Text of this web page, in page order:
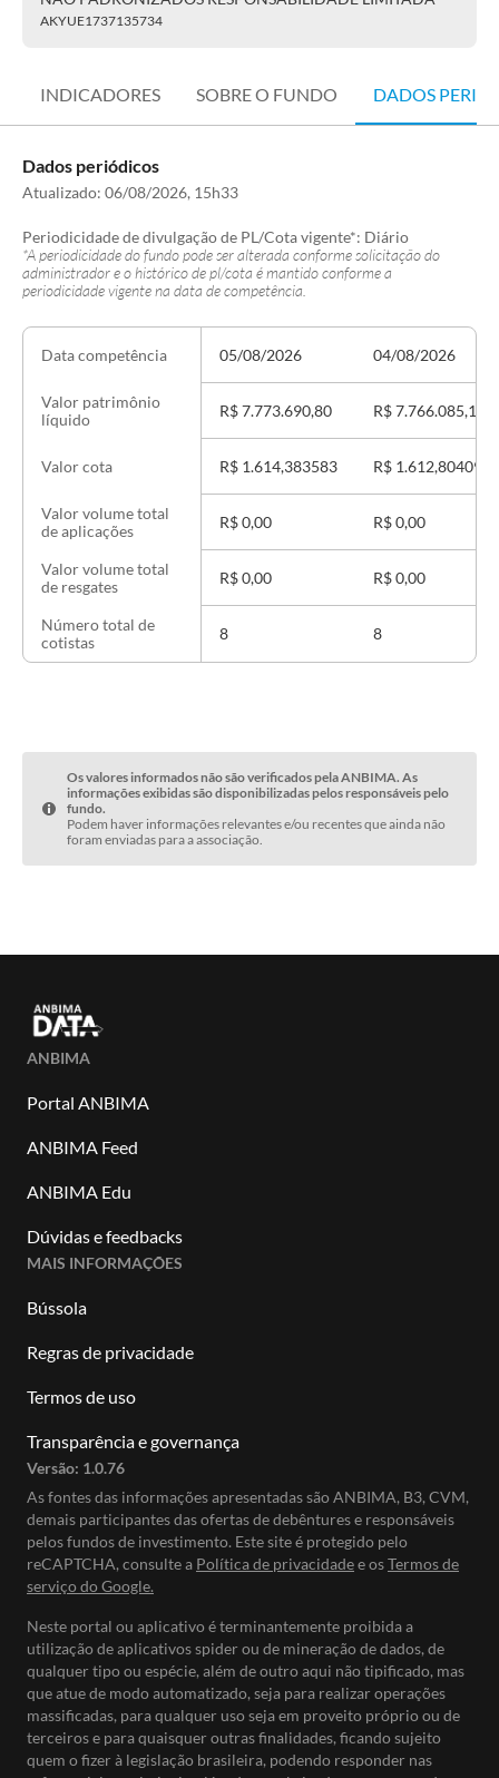
AKYUE1737135734
INDICADORES SOBRE O FUNDO DADOS
Dados periódicos
Atualizado: 06/08/2026, 15h33
Periodicidade de divulgação de PL/Cota vigente*: Diário
*A periodicidade do fundo pode ser alterada conforme solicitação do
administrador e o histórico de pl/cota é mantido conforme a
periodicidade vigente na data de competência.
Data competência
Valor patrimônio
líquido
Valor cota
Valor volume total
de aplicações
Valor volume total
de resgates
Número total de
cotistas
05/08/2026
R$ 7.773.690,80
R$ 1.614,383583
R$ 0,00
R$ 0,00
8
04/08/2026
R$ 7.766.085,13
R$ 1.612,804093
R$ 0,00
R$ 0,00
8
Os valores informados não são verificados pela ANBIMA. As
informações exibidas são disponibilizadas pelos responsáveis pelo
fundo.
Podem haver informações relevantes e/ou recentes que ainda não
foram enviadas para a associação.
ANBIMA
Portal ANBIMA
ANBIMA Feed
ANBIMA Edu
Dúvidas e feedbacks
MAIS INFORMAÇÕES
Bússola
Regras de privacidade
Termos de uso
Transparência e governança
Versão: 1.0.76
As fontes das informações apresentadas são ANBIMA, B3, CVM,
demais participantes das ofertas de debêntures e responsáveis
pelos fundos de investimento. Este site é protegido pelo
reCAPTCHA, consulte a Política de privacidadee osTermos de
serviço do Google.
Neste portal ou aplicativo é terminantemente proibida a
utilização de aplicativos spider ou de mineração de dados, de
qualquer tipo ou espécie, além de outro aqui não tipificado, mas
que atue de modo automatizado, seja para realizar operações
massificadas, para qualquer uso seja em proveito próprio ou de
terceiros e para quaisquer outras finalidades, ficando sujeito
quem o fizer à legislação brasileira, podendo responder nas